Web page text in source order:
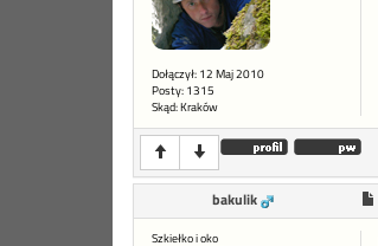
Dołączył: 12 Maj 2010
Posty: 1315
Skąd: Kraków
bakulik
Szkiełko i oko